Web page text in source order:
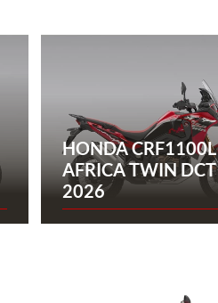
HONDA CRF1100L
AFRICA TWIN DCT
2026